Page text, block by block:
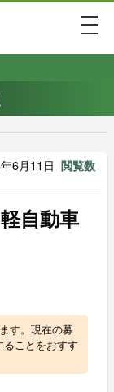
6月11日 閲覧数
自動車
す。現在の募
ることをおすす